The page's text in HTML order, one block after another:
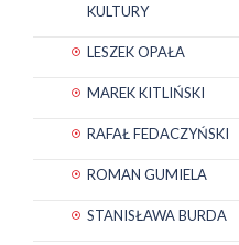
KULTURY
LESZEK OPAŁA
MAREK KITLIŃSKI
RAFAŁ FEDACZYŃSKI
ROMAN GUMIELA
STANISŁAWA BURDA